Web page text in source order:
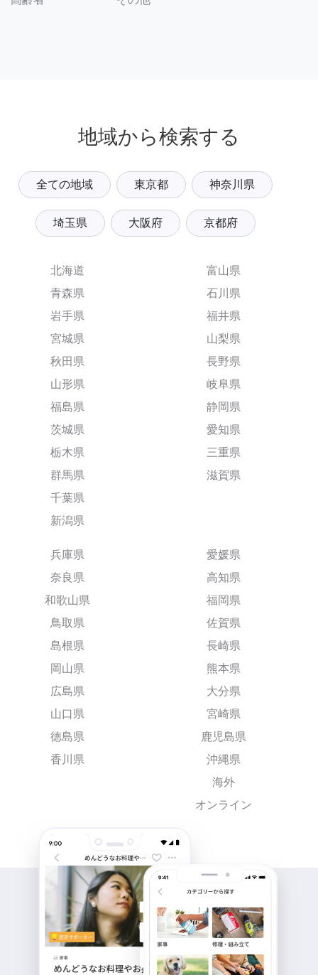
地域から検索する
全ての地域 東京都 神奈川県
埼玉県 大阪府 京都府
北海道
青森県
岩手県
宮城県
秋田県
山形県
福島県
茨城県
栃木県
群馬県
千葉県
新潟県
富山県
石川県
福井県
山梨県
長野県
岐阜県
静岡県
愛知県
三重県
滋賀県
兵庫県
奈良県
和歌山県
鳥取県
島根県
岡山県
広島県
山口県
徳島県
香川県
愛媛県
高知県
福岡県
佐賀県
長崎県
熊本県
大分県
宮崎県
鹿児島県
沖縄県
海外
オンライン